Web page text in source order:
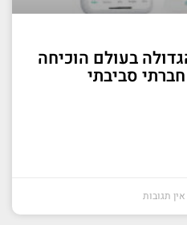
בעולם הוכיחה
סביבתי
אין תגובות